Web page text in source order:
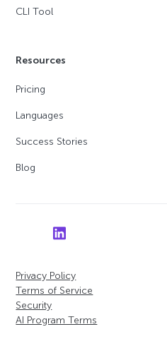
CLI Tool
Resources
Pricing
Languages
Success Stories
Blog
Privacy Policy
Terms of Service
Security
AI Program Terms